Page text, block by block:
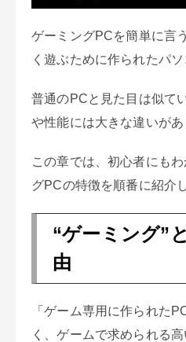
ゲーミングPCを簡単に言
く遊ぶために作られたパソ
普通のPCと見た目は似て
や性能には大きな違いがあ
この章では、初心者にも
グPCの特徴を順番に紹介
“ゲーミング”
由
「ゲーム専用に作られた
く、ゲームで求められる